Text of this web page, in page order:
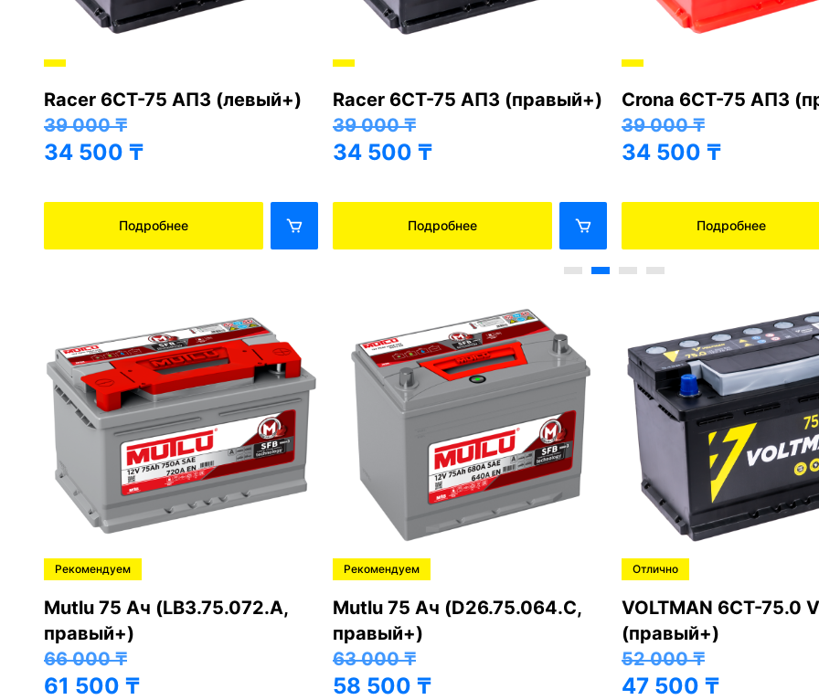
Racer 6СТ-75 АПЗ (левый+)
39 000₸
34 500 ₸
Подробнее
Racer 6СТ-75 АПЗ (правый+)
39 000₸
34 500 ₸
Подробнее
Crona 6СТ-75 АПЗ
39 000₸
34 500 ₸
Подробнее
Рекомендуем
Mutlu 75 Ач (LB3.75.072.A,
правый+)
66 000₸
61 500 ₸
Рекомендуем
Mutlu 75 Ач (D26.75.064.C,
правый+)
63 000₸
58 500 ₸
Отлично
VOLTMAN 6CT-75.0
(правый+)
52 000₸
47 500 ₸